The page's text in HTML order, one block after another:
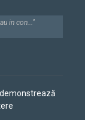
in con..."